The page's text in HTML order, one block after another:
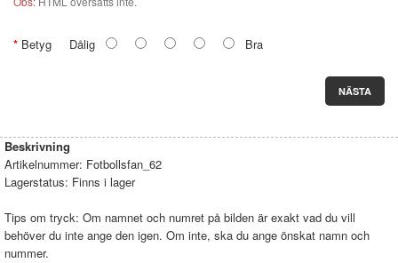
Betyg Dålig Bra
NÄSTA
Beskrivning
Artikelnummer: Fotbollsfan_62
Lagerstatus: Finns i lager
Tips om tryck: Om namnet och numret på bilden är exakt vad du vill
behöver du inte ange den igen. Om inte, ska du ange önskat namn och
nummer.